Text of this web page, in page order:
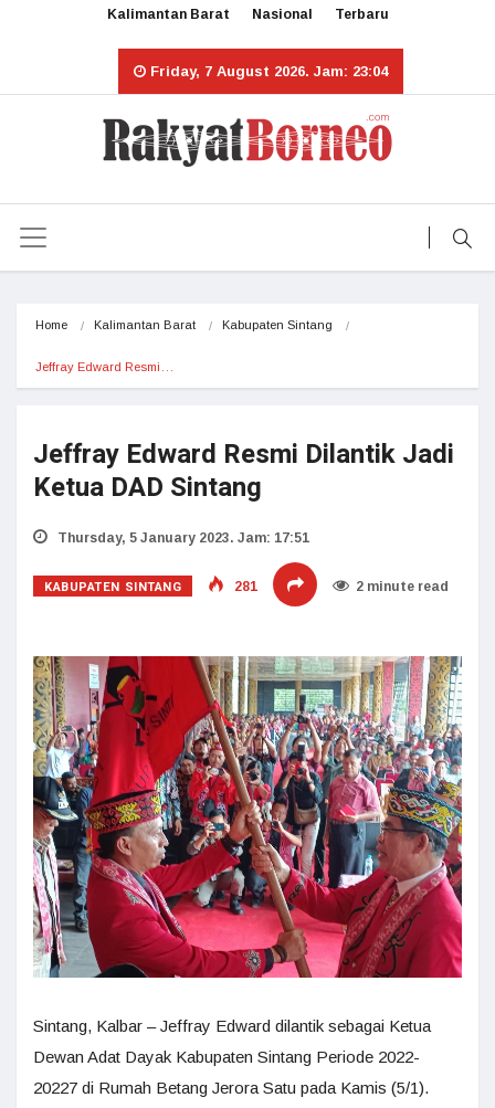
Kalimantan Barat Nasional Terbaru
Friday, 7 August 2026. Jam: 23:04
Home Kalimantan Barat Kabupaten Sintang
Jeffray Edward Resmi…
Jeffray Edward Resmi Dilantik Jadi
Ketua DAD Sintang
Thursday, 5 January 2023. Jam: 17:51
KABUPATEN SINTANG 281 2 minute read
Sintang, Kalbar – Jeffray Edward dilantik sebagai Ketua
Dewan Adat Dayak Kabupaten Sintang Periode 2022-
20227 di Rumah Betang Jerora Satu pada Kamis (5/1).